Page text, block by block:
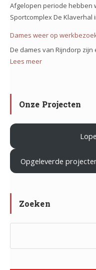
Afgelopen periode hebben
Sportcomplex De
Dames weer op
De dames van Rijndorp
Lees meer:
op
werkbezoek
Onze Projecten
Opgeleverde
Zoeken